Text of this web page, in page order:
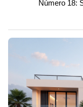
Número 18: